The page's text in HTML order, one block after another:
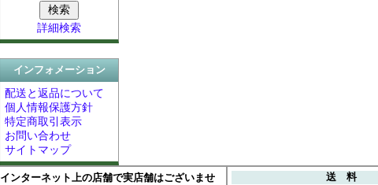
詳細検索
インフォメーション
配送と返品について
個人情報保護方針
特定商取引表示
お問い合わせ
サイトマップ
インターネット上の店舗で実店舗はございませ
送 料